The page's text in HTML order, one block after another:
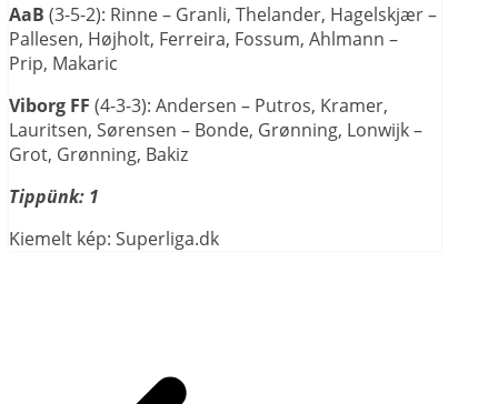
AaB (3-5-2): Rinne – Granli, Thelander, Hagelskjær –
Pallesen, Højholt, Ferreira, Fossum, Ahlmann –
Prip, Makaric
Viborg FF (4-3-3): Andersen – Putros, Kramer,
Lauritsen, Sørensen – Bonde, Grønning, Lonwijk –
Grot, Grønning, Bakiz
Tippünk: 1
Kiemelt kép: Superliga.dk